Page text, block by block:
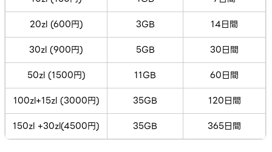
20zl (600円)
3GB
14日間
30zl (900円)
5GB
30日間
50zl (1500円)
11GB
60日間
100zl+15zl (3000円)
35GB
120日間
150zl +30zl(4500円)
35GB 365日間